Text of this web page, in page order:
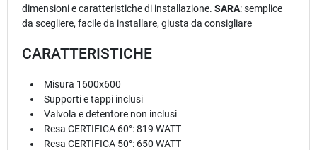
dimensioni e caratteristiche di installazione. SARA: semplice
da scegliere, facile da installare, giusta da consigliare
CARATTERISTICHE
Misura 1600x600
Supporti e tappi inclusi
Valvola e detentore non inclusi
Resa CERTIFICA 60°: 819 WATT
Resa CERTIFICA 50°: 650 WATT